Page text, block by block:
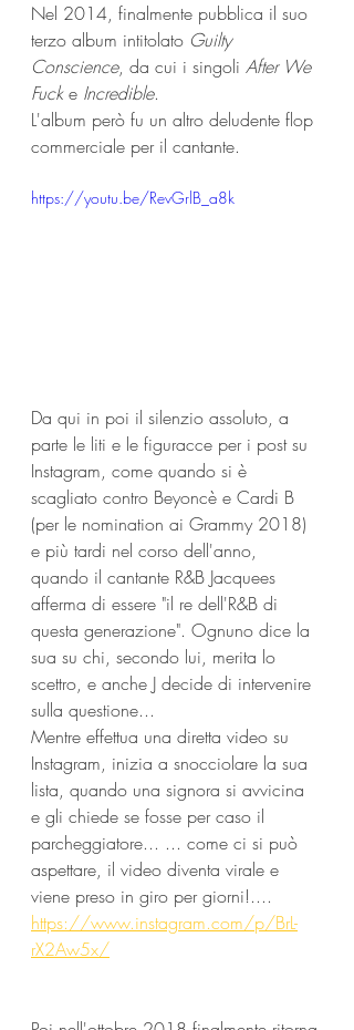
Nel 2014, finalmente pubblica il suo
terzo album intitolato Guilty
Conscience, da cui i singoli After We
Fuck e Incredible.
L'album però fu un altro deludente flop
commerciale per il cantante.
https://youtu.be/RevGrlB_a8k
Da qui in poi il silenzio assoluto, a
parte le liti e le figuracce per i post su
Instagram, come quando si è
scagliato contro Beyoncè e Cardi B
(per le nomination ai Grammy 2018)
e più tardi nel corso dell'anno,
quando il cantante R&B Jacquees
afferma di essere "il re dell'R&B di
questa generazione". Ognuno dice la
sua su chi, secondo lui, merita lo
scettro, e anche J decide di intervenire
sulla questione...
Mentre effettua una diretta video su
Instagram, inizia a snocciolare la sua
lista, quando una signora si avvicina
e gli chiede se fosse per caso il
parcheggiatore... ... come ci si può
aspettare, il video diventa virale e
viene preso in giro per giorni!....
https://www.instagram.com/p/BrL-
rX2Aw5x/